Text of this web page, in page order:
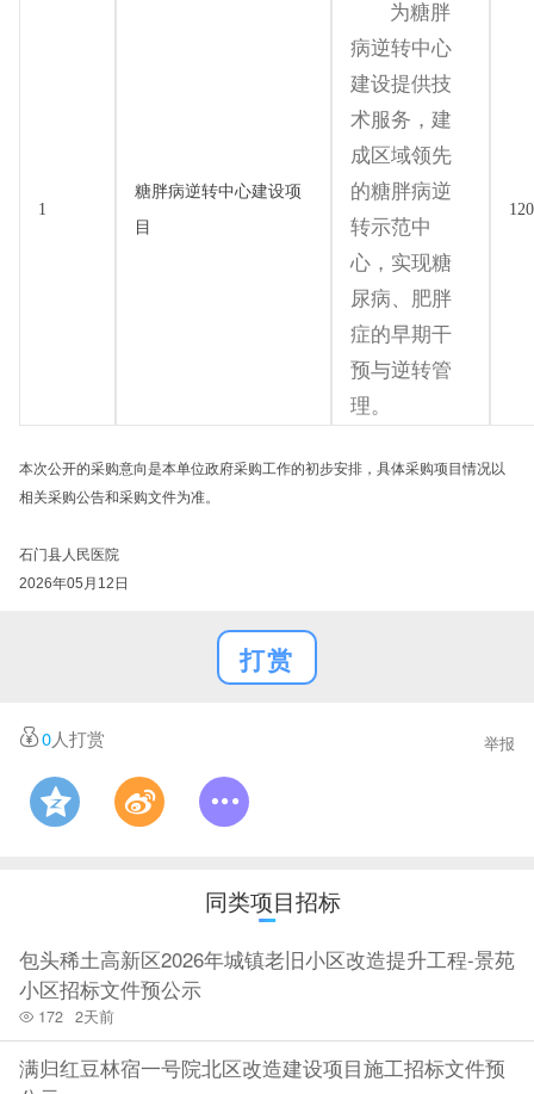
1
糖胖病逆转中心建设项
目
为糖胖
病逆转中心
建设提供技
术服务，建
成区域领先
的糖胖病逆
转示范中
心，实现糖
尿病、肥胖
症的早期干
预与逆转管
理。
120
本次公开的采购意向是本单位政府采购工作的初步安排，具体采购项目情况以
相关采购公告和采购文件为准。
石门县人民医院
2026年05月12日
打赏
0人打赏 举报
同类项目招标
包头稀土高新区2026年城镇老旧小区改造提升工程-景苑
小区招标文件预公示
172 2天前
满归红豆林宿一号院北区改造建设项目施工招标文件预